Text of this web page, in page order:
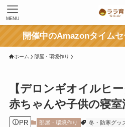
MENU
開催中のAmazonタイム
ホーム 部屋・環境作り
【デロンギオイルヒ
赤ちゃんや子供の寝室
PR 部屋・環境作り 冬・防寒グッ